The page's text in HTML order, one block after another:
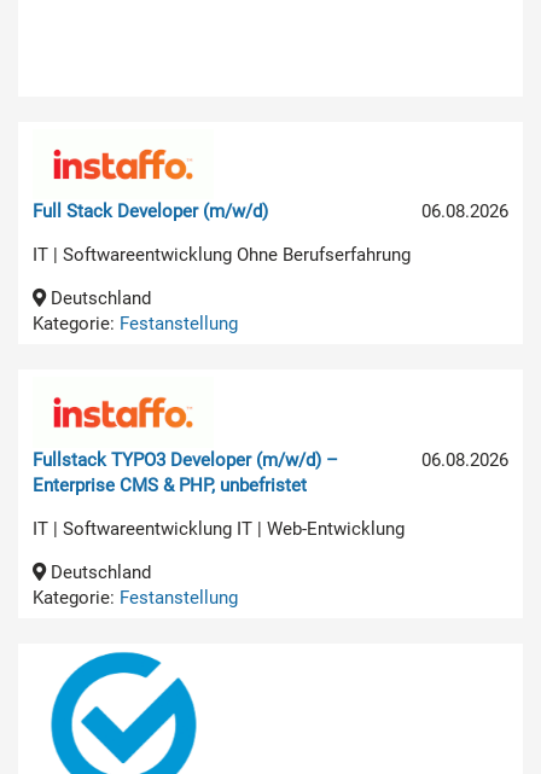
06.08.2026
Full Stack Developer (m/w/d)
IT | Softwareentwicklung Ohne Berufserfahrung
Deutschland
Kategorie: Festanstellung
06.08.2026
Fullstack TYPO3 Developer (m/w/d) –
Enterprise CMS & PHP, unbefristet
IT | Softwareentwicklung IT | Web-Entwicklung
Deutschland
Kategorie: Festanstellung